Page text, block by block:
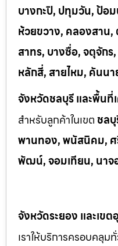
บางกะปิ, ปทุมวัน, ป้อ
ห้วยขวาง, คลองสาน
สาทร, บางซื่อ, จตุจัก
หลักสี่, สายไหม, คันน
จังหวัดชลบุรี และพื้นที่
สำหรับลูกค้าในเขต ชล
พานทอง, พนัสนิคม, ศ
พัฒน์, จอมเทียน, นาจ
จังหวัดระยอง และเข
เราให้บริการครอบคลุม